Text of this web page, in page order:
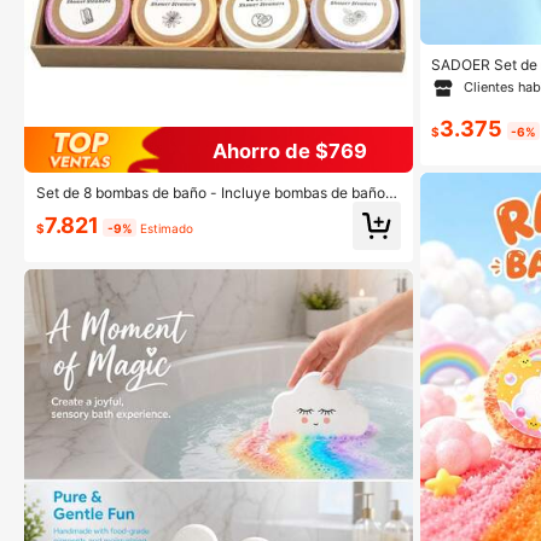
Ahorro de $769
Set de 8 bombas de baño - Incluye bombas de baño c
on aceites esenciales y sales de baño. Una opción ide
al para el spa en casa y el autocuidado, excelente par
a regalos del Día de la Madre, cumpleaños y San Vale
$7.821 -9% Estimado
SADOER Set
efecto
cha, bombas
ales, regalo
ntín
Clientes
$3.375 -6%